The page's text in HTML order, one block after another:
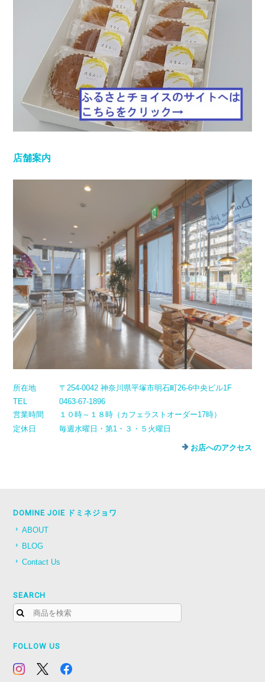
店舗案内
所在地
〒254-0042 神奈川県平塚市明石町26-6中央ビル1F
TEL
0463-67-1896
営業時間
１０時～１８時（カフェラストオーダー17時）
定休日
毎週水曜日・第1・３・５火曜日
お店へのアクセス
DOMINE JOIE ドミネジョワ
ABOUT
BLOG
Contact Us
SEARCH
FOLLOW US